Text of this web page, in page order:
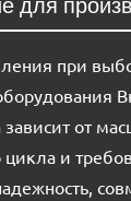
при
от
цикла и